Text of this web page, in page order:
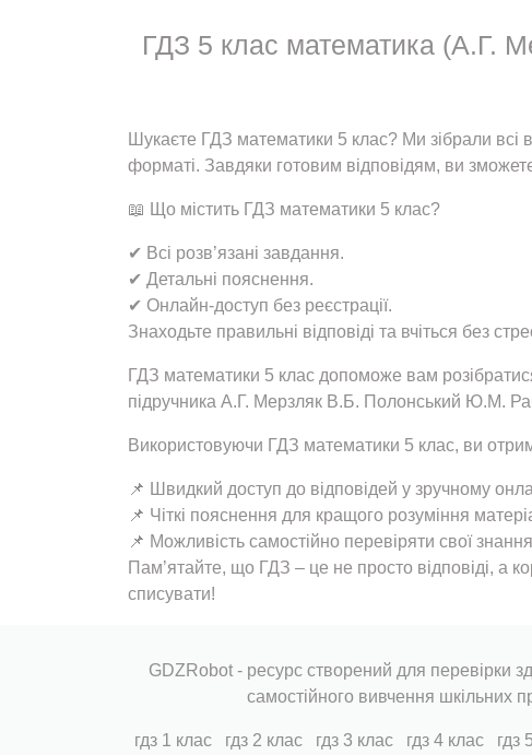
ГДЗ 5 клас математика (А.Г.
Шукаєте ГДЗ математики 5 клас? Ми зібрали
форматі. Завдяки готовим відповідям, ви
📖 Що містить ГДЗ математики 5 клас?
✔ Всі розв’язані завдання.
✔ Детальні пояснення.
✔ Онлайн-доступ без реєстрації.
Знаходьте правильні відповіді та вчіться без
ГДЗ математики 5 клас допоможе вам
підручника А.Г. Мерзляк В.Б. Полонський Ю.М.
Використовуючи ГДЗ математики 5 клас, ви
📌 Швидкий доступ до відповідей у зручному
📌 Чіткі пояснення для кращого розуміння
📌 Можливість самостійно перевіряти свої
Пам’ятайте, що ГДЗ – це не просто відповіді, а
списувати!
GDZRobot - ресурс створений для перевірки
самостійного вивчення шкільних
гдз 1 клас гдз 2 клас гдз 3 клас гдз 4 клас гдз